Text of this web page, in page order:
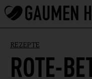
REZEPTE
ROTE-